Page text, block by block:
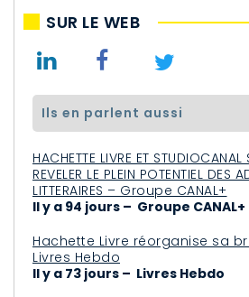
SUR LE WEB
ils en parlent aussi
HACHETTE LIVRE ET STUDIOCANAL
REVELER LE PLEIN POTENTIEL DES
LITTERAIRES – Groupe CANAL+
Il y a 94 jours – Groupe CANAL+
Hachette Livre réorganise sa
Livres Hebdo
Il y a 73 jours – Livres Hebdo